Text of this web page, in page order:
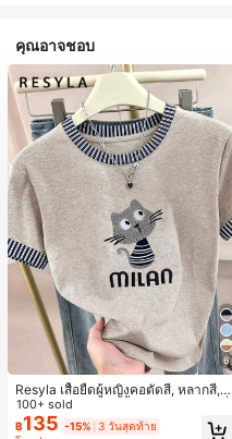
คุณอาจชอบ
6
Resyla เสื้อยืดผู้หญิงคอตัดสี, หลากสี, ล
ายพิมพ์แมวน่ารัก, เสื้อสำหรับออกไปเที่
ยวฤดูร้อน, ดีไซน์กราฟิก, ความรู้สึกพรีเ
มียม, ลำลองอเนกประสงค์, สวมใส่ประ
100+ sold
฿135 -15% 3 วันสุดท้าย